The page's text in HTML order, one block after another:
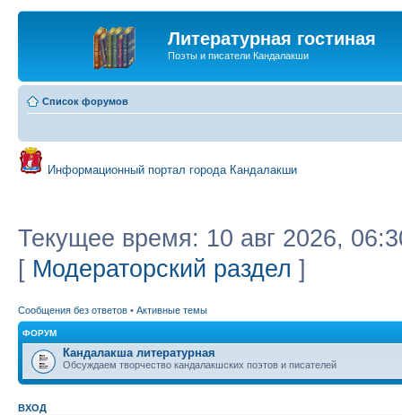
Литературная гостиная
Поэты и писатели Кандалакши
Список форумов
Информационный портал города Кандалакши
Текущее время: 10 авг 2026,
[ Модераторский раздел ]
Сообщения без ответов • Активные темы
ФОРУМ
Кандалакша литературная
Обсуждаем творчество кандалакшских поэтов и писателей
ВХОД